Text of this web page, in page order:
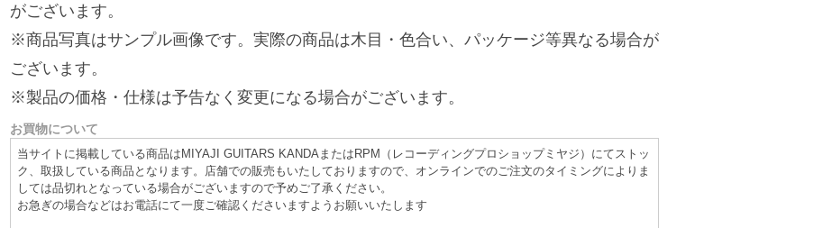
がございます。
※商品写真はサンプル画像です。実際の商品は木目・色合い、パッケージ等異なる場合が
ございます。
※製品の価格・仕様は予告なく変更になる場合がございます。
お買物について
当サイトに掲載している商品はMIYAJI GUITARS KANDAまたはRPM（レコーディングプロショップミヤジ）にてストッ
ク、取扱している商品となります。店舗での販売もいたしておりますので、オンラインでのご注文のタイミングによりま
しては品切れとなっている場合がございますので予めご了承ください。
お急ぎの場合などはお電話にて一度ご確認くださいますようお願いいたします